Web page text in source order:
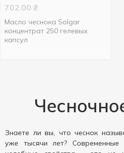
702.00 ₴
Масло чеснока Solgar
концентрат 250 гелевых
капсул
Знаете ли вы, что чеснок
уже тысячи лет? Современные